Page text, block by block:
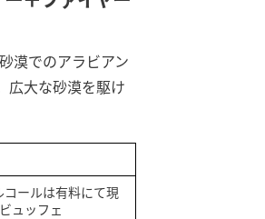
漠でのアラビアン
広大な砂漠を駆け
ールは有料にて現
ュッフェ